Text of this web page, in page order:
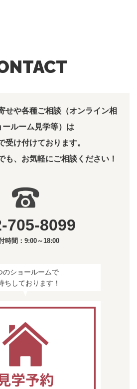
せや各種ご相談（オンライン相
ールーム見学等）は
受け付けております。
も、お気軽にご相談ください！
705-8099
時間：9:00～18:00
のショールームで
ちしております！